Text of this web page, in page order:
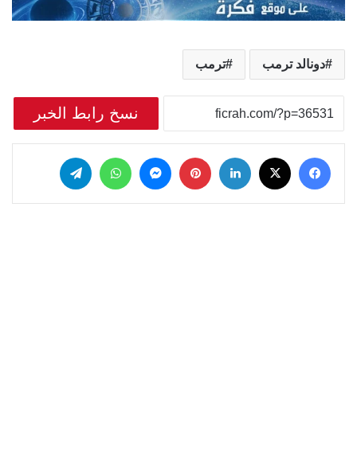
دونالد ترمب ترمب
نسخ رابط الخبر
فيسبوك لينكدإن بينتيريست
ماسنجر واتساب